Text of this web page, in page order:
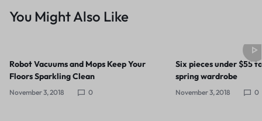
You Might Also Like
Robot Vacuums and Mops Keep Your
Floors Sparkling Clean
November 3, 2018 0
Six pieces under $55
spring wardrobe
November 3, 2018 0